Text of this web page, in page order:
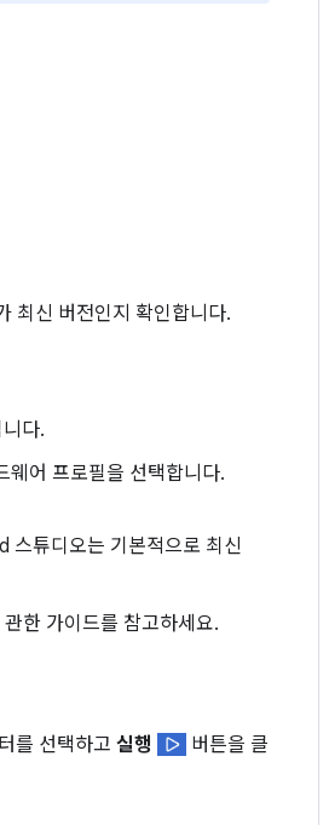
최신 버전인지 확인합니다.
다.
웨어 프로필을 선택합니다.
스튜디오는 기본적으로 최신
한 가이드를 참고하세요.
를 선택하고 실행
버튼을 클